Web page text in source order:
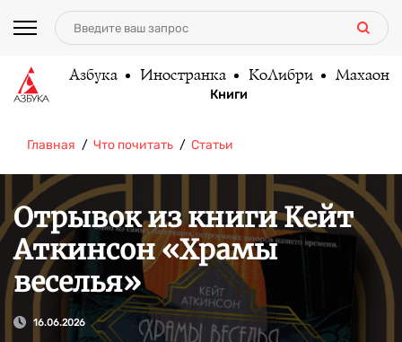
Азбука Иностранка КоЛибри Махаон
Книги
Главная Что почитать Статьи
Отрывок из книги Кейт
Аткинсон «Храмы
веселья»
16.06.2026